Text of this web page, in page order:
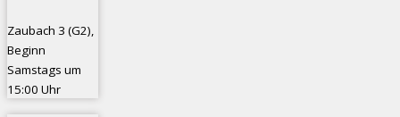
Zaubach 3 (G2),
Beginn
Samstags um
15:00 Uhr